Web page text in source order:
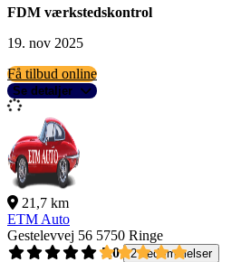
FDM værkstedskontrol
19. nov 2025
Få tilbud online
Se detaljer
21,7 km
ETM Auto
Gestelevvej 56 5750 Ringe
5,0
2 bedømmelser